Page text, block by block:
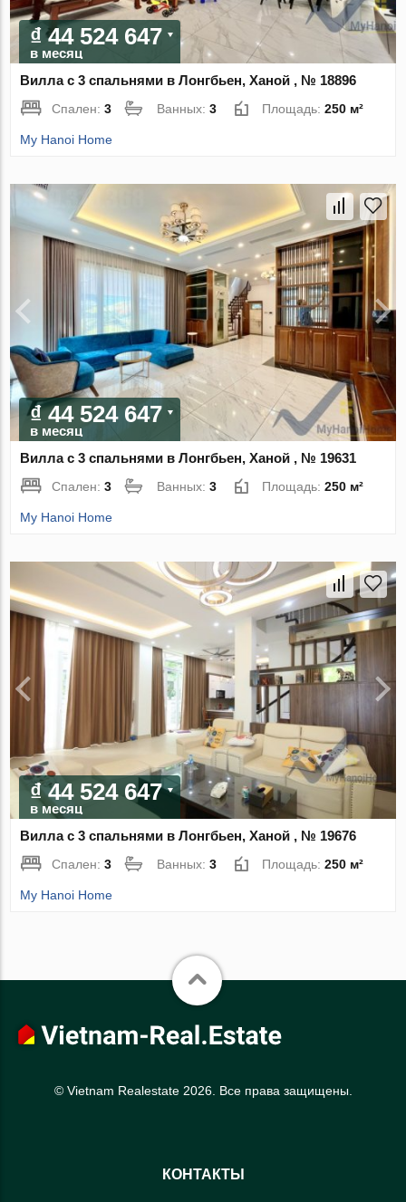
₫ 44 524 647
в месяц
Вилла с 3 спальнями в Лонгбьен, Ханой , № 18896
Спален:3 Ванных:3 Площадь:250 м²
My Hanoi Home
₫ 44 524 647
в месяц
Вилла с 3 спальнями в Лонгбьен, Ханой , № 19631
Спален:3 Ванных:3 Площадь:250 м²
My Hanoi Home
₫ 44 524 647
в месяц
Вилла с 3 спальнями в Лонгбьен, Ханой , № 19676
Спален:3 Ванных:3 Площадь:250 м²
My Hanoi Home
© Vietnam Realestate 2026. Все права защищены.
КОНТАКТЫ